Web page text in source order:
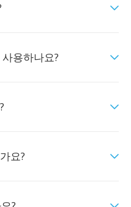
용하나요?
요?